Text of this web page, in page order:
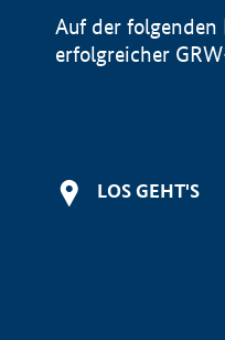
Auf der folgenden
erfolgreicher
LOS GEHT'S